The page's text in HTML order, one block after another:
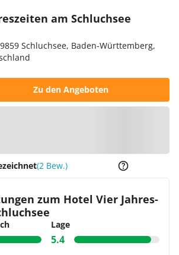
am Schluchsee
Schluchsee, Baden-Württemberg,
Zu den Angeboten
(2 Bew.)
zum Hotel Vier Jahres­
Lage
5.4